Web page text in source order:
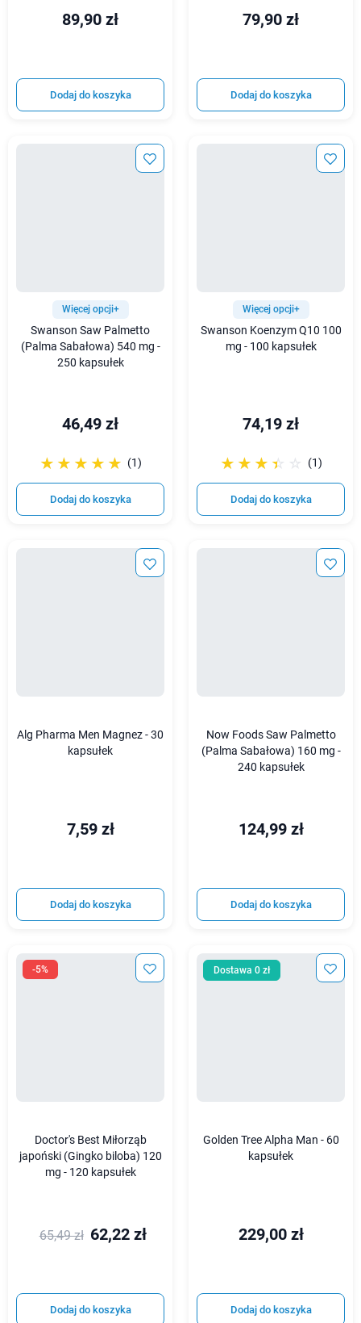
89,90 zł
Dodaj do koszyka
79,90 zł
Dodaj do koszyka
Więcej opcji+
Swanson Saw Palmetto
(Palma Sabałowa) 540 mg -
250 kapsułek
46,49 zł
☆☆☆☆☆
★★★★★ (1)
Dodaj do koszyka
Więcej opcji+
Swanson Koenzym Q10 100
mg - 100 kapsułek
74,19 zł
☆☆☆☆☆
★★★★★ (1)
Dodaj do koszyka
Alg Pharma Men Magnez - 30
kapsułek
7,59 zł
Dodaj do koszyka
Now Foods Saw Palmetto
(Palma Sabałowa) 160 mg -
240 kapsułek
124,99 zł
Dodaj do koszyka
-5%
Doctor's Best Miłorząb
japoński (Gingko biloba) 120
mg - 120 kapsułek
65,49 zł 62,22 zł
Dodaj do koszyka
Dostawa 0 zł
Golden Tree Alpha Man - 60
kapsułek
229,00 zł
Dodaj do koszyka